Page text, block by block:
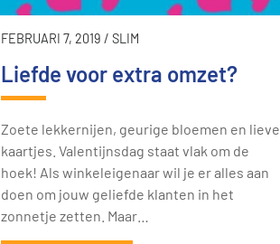
FEBRUARI 7, 2019 / SLIM
Liefde voor extra omzet?
Zoete lekkernijen, geurige bloemen en lieve
kaartjes. Valentijnsdag staat vlak om de
hoek! Als winkeleigenaar wil je er alles aan
doen om jouw geliefde klanten in het
zonnetje zetten. Maar…